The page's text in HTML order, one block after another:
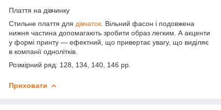
Плаття на дівчинку
Стильне плаття для дівчаток . Вільний фасон і подовжена
нижня частина допомагають зробити образ легким. А акценти
у формі принту — ефектний, що привертає увагу, що виділяє
в компанії однолітків.
Розмірний ряд: 128, 134, 140, 146 рр.
Приховати